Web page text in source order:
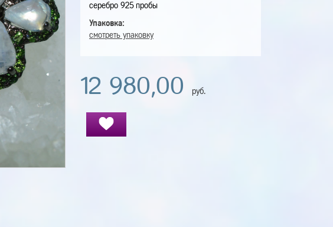
серебро 925 пробы
Упаковка:
смотреть упаковку
12 980,00 руб.